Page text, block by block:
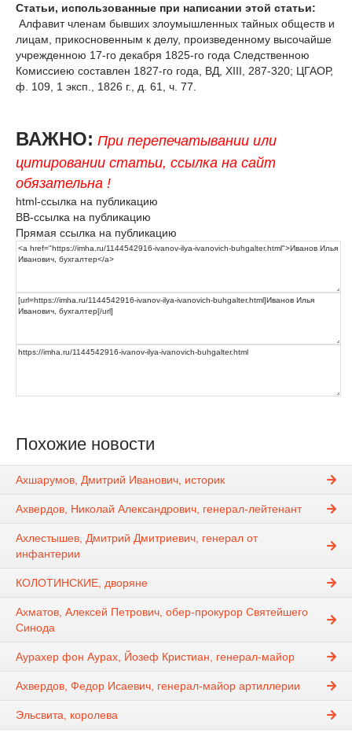
Статьи, использованные при написании этой статьи:
Алфавит членам бывших злоумышленных тайных обществ и
лицам, прикосновенным к делу, произведенному высочайше
учрежденною 17-го декабря 1825-го года Следственною
Комиссиею составлен 1827-го года, ВД, XIII, 287-320; ЦГАОР,
ф. 109, 1 эксп., 1826 г., д. 61, ч. 77.
ВАЖНО: При перепечатывании или
цитировании статьи, ссылка на сайт
обязательна !
html-ссылка на публикацию
BB-ссылка на публикацию
Прямая ссылка на публикацию
Похожие новости
Ахшарумов, Дмитрий Иванович, историк
Ахвердов, Николай Александрович, генерал-лейтенант
Ахлестышев, Дмитрий Дмитриевич, генерал от
инфантерии
КОЛОТИНСКИЕ, дворяне
Ахматов, Алексей Петрович, обер-прокурор Святейшего
Синода
Аурахер фон Аурах, Йозеф Кристиан, генерал-майор
Ахвердов, Федор Исаевич, генерал-майор артиллерии
Эльсвита, королева